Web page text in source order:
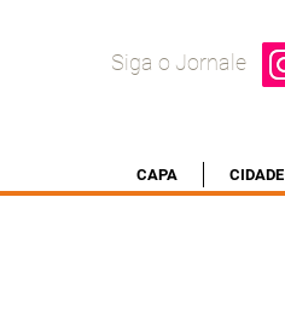
Siga o Jornale
CAPA CIDADE